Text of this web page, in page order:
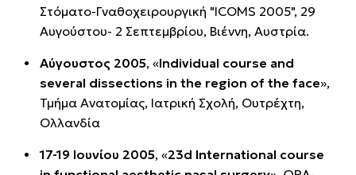
Στόματο-Γναθοχειρουργική "ICOMS 2005", 29
Αυγούστου- 2 Σεπτεμβρίου, Βιέννη, Αυστρία.
Αύγουστος 2005, «Individual course and
several dissections in the region of the face»,
Τμήμα Ανατομίας, Ιατρική Σχολή, Ουτρέχτη,
Ολλανδία
17-19 Ιουνίου 2005, «23d International course